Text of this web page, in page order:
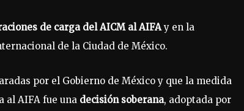
de carga del AICM al AIFAy en la
de la Ciudad de México.
por el Gobierno de México y que la medida
al AIFA fue una decisión soberana, adoptada por